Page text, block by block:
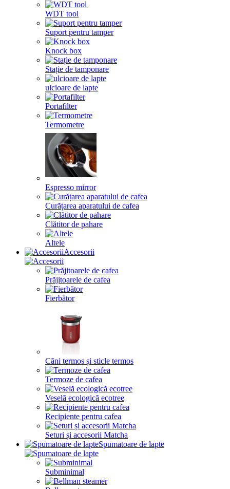
WDT tool
Suport pentru tamper
Knock box
Stație de tamponare
ulcioare de lapte
Portafilter
Termometre
Espresso mirror
Curățarea aparatului de cafea
Clătitor de pahare
Altele
Accesorii
Prăjitoarele de cafea
Fierbător
Căni termos și sticle termos
Termoze de cafea
Veselă ecologică ecotree
Recipiente pentru cafea
Seturi și accesorii Matcha
Spumatoare de lapte
Subminimal